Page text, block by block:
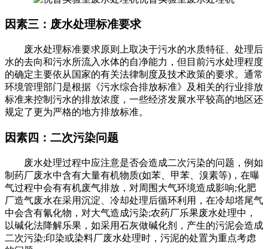
因素三：废水处理标准要求
废水处理标准要求原则上取决于污水的水质特征、处理后
水的去向和污水所流入水体的自净能力，但目前污水处理程度
的确定主要依从国家的有关法律制度及技术政策的要求。通常
环境管理部门是根据《污水综合排放标准》及相关的行业排放
标准来控制污水的排放浓度，一些经济发展水平较高的地区还
规定了更为严格的地方排放标准。
因素四：二次污染问题
废水处理过程中应注意是否会造成二次污染的问题，例如
制药厂废水中含有大量有机物质(如苯、甲苯、溴素等)，在曝
气过程中会有有机废气排放，对周围大气环境造成影响;化肥
厂造气废水在采用沉淀、冷却处理后循环利用，在冷却塔尾气
中会含有氰化物，对大气造成污染;农药厂乐果废水处理中，
以碱化法降解乐果，如采用石灰做碱化剂，产生的污泥会造成
二次污染;印染或染料厂废水处理时，污泥的处置为重点考虑